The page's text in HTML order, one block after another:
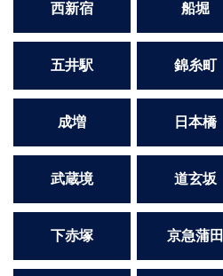
西新宿 船堀
五井駅 錦糸町
成増 日本橋
武蔵境 道玄坂
下赤塚 京急蒲田